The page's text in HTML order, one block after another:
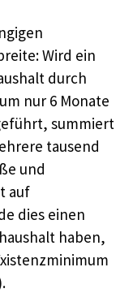
Wird ein
durch
nur 6 Monate
summiert
tausend
und
auf
dies einen
haben,